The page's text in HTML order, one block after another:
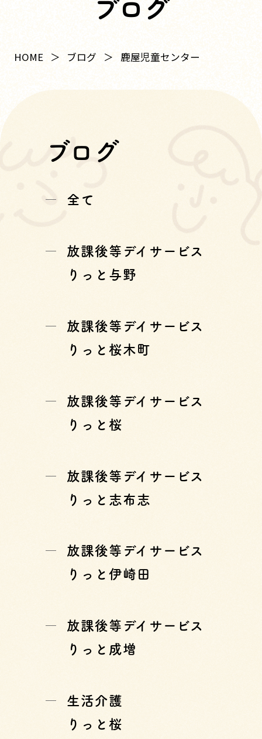
ブログ
HOME ブログ 鹿屋児童センター
ブログ
全て
放課後等デイサービス
りっと与野
放課後等デイサービス
りっと桜木町
放課後等デイサービス
りっと桜
放課後等デイサービス
りっと志布志
放課後等デイサービス
りっと伊崎田
放課後等デイサービス
りっと成増
生活介護
りっと桜